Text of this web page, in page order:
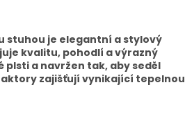
stuhou je elegantní a stylový
kvalitu, pohodlí a výrazný
plsti a navržen tak, aby seděl
zajišťují vynikající tepelnou